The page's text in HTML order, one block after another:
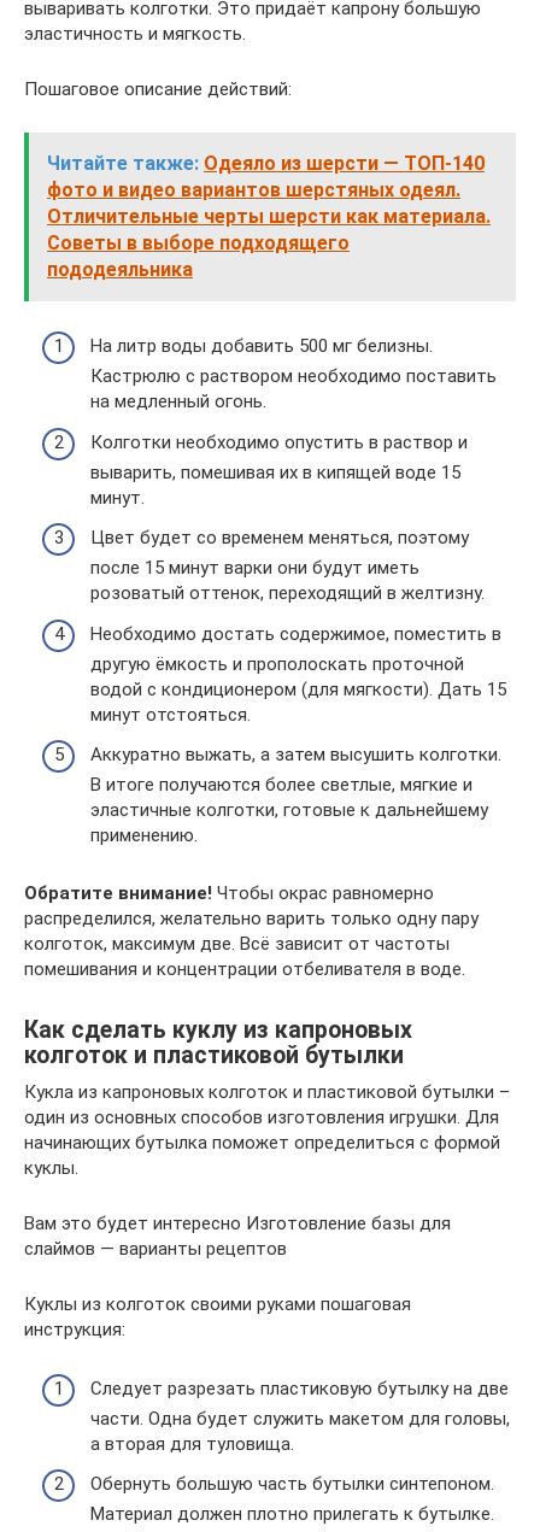
вываривать колготки. Это придаёт капрону большую
эластичность и мягкость.
Пошаговое описание действий:
Читайте также: Одеяло из шерсти — ТОП-140
фото и видео вариантов шерстяных одеял.
Отличительные черты шерсти как материала.
Советы в выборе подходящего
пододеяльника
На литр воды добавить 500 мг белизны.
Кастрюлю с раствором необходимо поставить
на медленный огонь.
Колготки необходимо опустить в раствор и
выварить, помешивая их в кипящей воде 15
минут.
Цвет будет со временем меняться, поэтому
после 15 минут варки они будут иметь
розоватый оттенок, переходящий в желтизну.
Необходимо достать содержимое, поместить в
другую ёмкость и прополоскать проточной
водой с кондиционером (для мягкости). Дать 15
минут отстояться.
Аккуратно выжать, а затем высушить колготки.
В итоге получаются более светлые, мягкие и
эластичные колготки, готовые к дальнейшему
применению.
Обратите внимание! Чтобы окрас равномерно
распределился, желательно варить только одну пару
колготок, максимум две. Всё зависит от частоты
помешивания и концентрации отбеливателя в воде.
Как сделать куклу из капроновых
колготок и пластиковой бутылки
Кукла из капроновых колготок и пластиковой бутылки –
один из основных способов изготовления игрушки. Для
начинающих бутылка поможет определиться с формой
куклы.
Вам это будет интересно Изготовление базы для
слаймов — варианты рецептов
Куклы из колготок своими руками пошаговая
инструкция:
Следует разрезать пластиковую бутылку на две
части. Одна будет служить макетом для головы,
а вторая для туловища.
Обернуть большую часть бутылки синтепоном.
Материал должен плотно прилегать к бутылке.